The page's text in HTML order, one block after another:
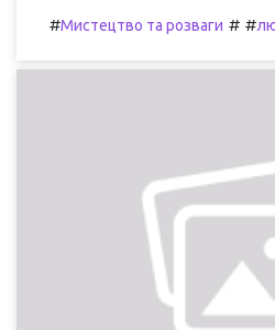
#Мистецтво та розваги # #